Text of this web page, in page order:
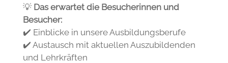
💡 Das erwartet die Besucherinnen und
Besucher:
✔️ Einblicke in unsere Ausbildungsberufe
✔️ Austausch mit aktuellen Auszubildenden
und Lehrkräften